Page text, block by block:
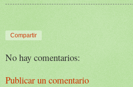
Compartir
No hay comentarios:
Publicar un comentario